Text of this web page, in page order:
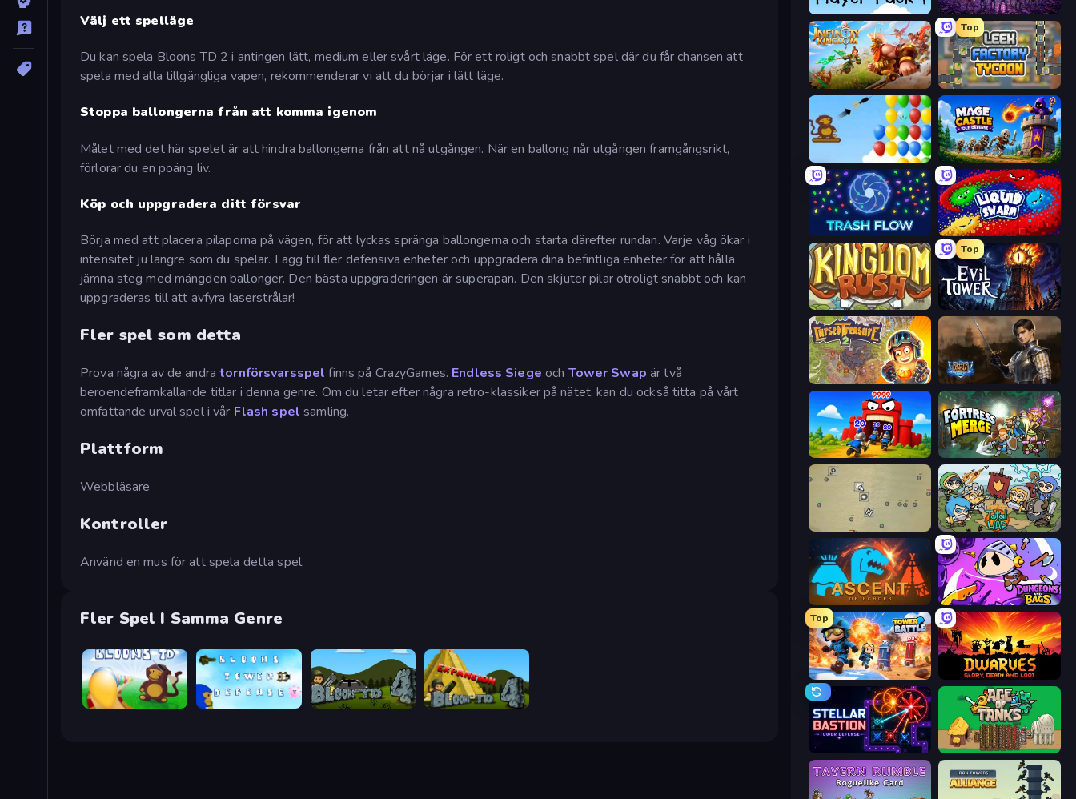
Välj ett spelläge
Du kan spela Bloons TD 2 i antingen lätt, medium eller svårt läge. För ett roligt och snabbt spel där du får chansen att
spela med alla tillgängliga vapen, rekommenderar vi att du börjar i lätt läge.
Stoppa ballongerna från att komma igenom
Målet med det här spelet är att hindra ballongerna från att nå utgången. När en ballong når utgången framgångsrikt,
förlorar du en poäng liv.
Köp och uppgradera ditt försvar
Börja med att placera pilaporna på vägen, för att lyckas spränga ballongerna och starta därefter rundan. Varje våg ökar i
intensitet ju längre som du spelar. Lägg till fler defensiva enheter och uppgradera dina befintliga enheter för att hålla
jämna steg med mängden ballonger. Den bästa uppgraderingen är superapan. Den skjuter pilar otroligt snabbt och kan
uppgraderas till att avfyra laserstrålar!
Fler spel som detta
Prova några av de andratornförsvarsspelfinns på CrazyGames. Endless Siege och Tower Swap är två
beroendeframkallande titlar i denna genre. Om du letar efter några retro-klassiker på nätet, kan du också titta på vårt
omfattande urval spel i vår Flash spel samling.
Plattform
Webbläsare
Kontroller
Använd en mus för att spela detta spel.
Fler Spel I Samma Genre
Bloons Tower Defense Bloons Tower Defense 4 Bloons Tower Defense 4 Expansion
Bloons Player Pack 1 Idle Zombie Wave: Survivors
Infinity Kingdom
Top
Leek Factory Tycoon
Mage Castle Idle Defense
Trash Flow Liquid Swarm
Kingdom Rush
Top
Evil Tower
Cursed Treasure 2 Battle Arena
TimeWarriors Fortress Merge
Desktop Tower Defense Raid Heroes: Total War
Ascent of Echoes Dungeons and Bags
Top
Tower Battle
Stellar Bastion Age of Tanks Warriors: TD War